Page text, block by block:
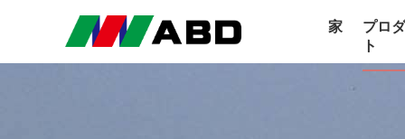
家
プロ
ト